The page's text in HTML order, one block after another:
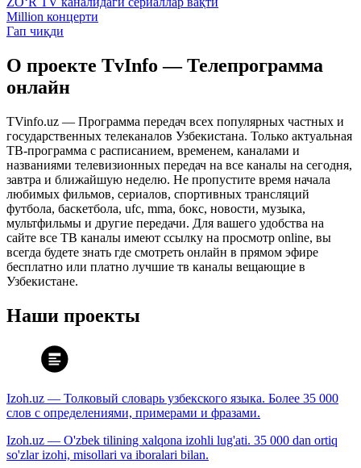
Million концерти
Гап чиқди
О проекте TvInfo — Телепрограмма
онлайн
TVinfo.uz — Программа передач всех популярных частных и
государственных телеканалов Узбекистана. Только актуальная
ТВ-программа с расписанием, временем, каналами и
названиями телевизионных передач на все каналы на сегодня,
завтра и ближайшую неделю. Не пропустите время начала
любимых фильмов, сериалов, спортивных трансляций
футбола, баскетбола, ufc, mma, бокс, новости, музыка,
мультфильмы и другие передачи. Для вашего удобства на
сайте все ТВ каналы имеют ссылку на просмотр online, вы
всегда будете знать где смотреть онлайн в прямом эфире
бесплатно или платно лучшие тв каналы вещающие в
Узбекистане.
Наши проекты
Izoh.uz — Толковый словарь узбекского языка. Более 35 000
слов с определениями, примерами и фразами.
Izoh.uz — O'zbek tilining xalqona izohli lug'ati. 35 000 dan ortiq
so'zlar izohi, misollari va iboralari bilan.